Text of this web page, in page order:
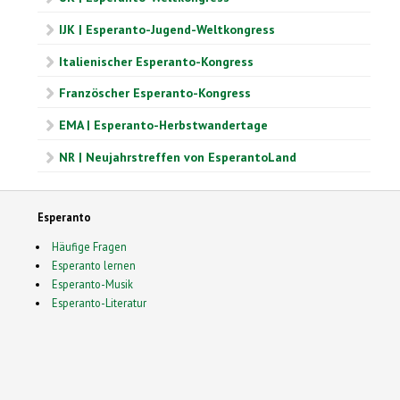
IJK | Esperanto-Jugend-Weltkongress
Italienischer Esperanto-Kongress
Französcher Esperanto-Kongress
EMA | Esperanto-Herbstwandertage
NR | Neujahrstreffen von EsperantoLand
Esperanto
Häufige Fragen
Esperanto lernen
Esperanto-Musik
Esperanto-Literatur